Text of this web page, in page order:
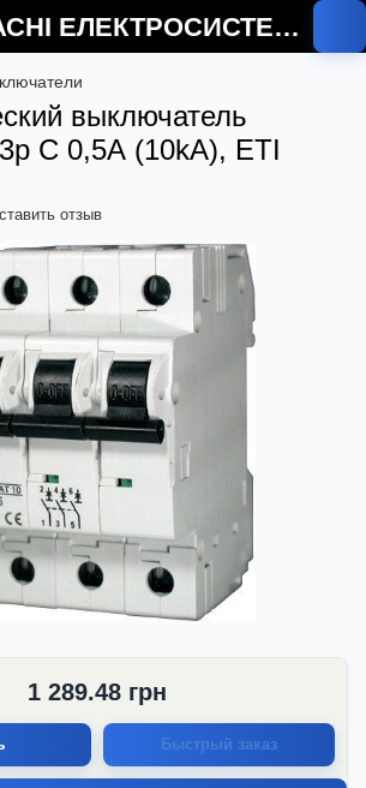
СУЧАСНІ ЕЛЕКТРОСИСТЕМИ
выключатель
C 0,5А (10kA), ETI
отзыв
1 289.48 грн
Быстрый заказ